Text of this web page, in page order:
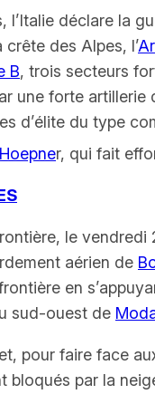
déclare la
des Alpes, l’
B, trois secteurs
une forte
d’élite du type
r, qui fait
le vendredi
aérien de
en
sud-ouest de
pour faire face
bloqués par la